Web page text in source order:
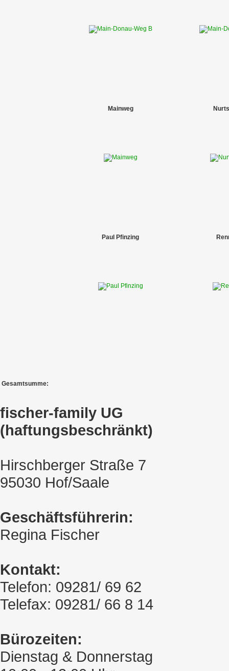
Mainweg
Paul Pfinzing
Gesamtsumme:
fischer-family UG
(haftungsbeschränkt)
Hirschberger Straße 7
95030 Hof/Saale
Geschäftsführerin:
Regina Fischer
Kontakt:
Telefon: 09281/ 69 62
Telefax: 09281/ 66 8 14
Bürozeiten:
Dienstag & Donnerstag